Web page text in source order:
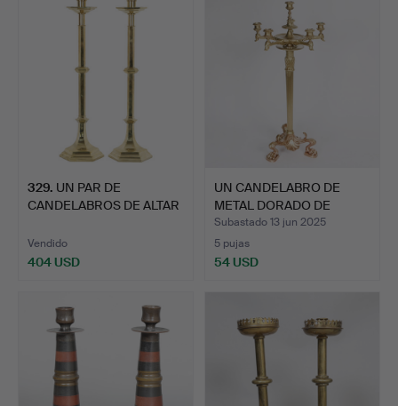
329. UN PAR DE
CANDELABROS DE ALTAR
Vendido
404 USD
UN CANDELABRO DE
METAL DORADO DE
ESTILO NE…
Subastado 13 jun 2025
5 pujas
54 USD